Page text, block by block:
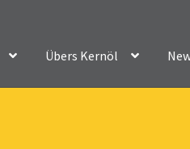
Übers Kernöl